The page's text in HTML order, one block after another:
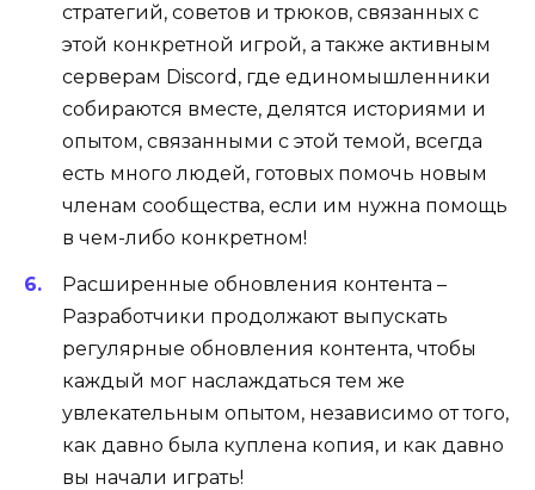
стратегий, советов и трюков, связанных с
этой конкретной игрой, а также активным
серверам Discord, где единомышленники
собираются вместе, делятся историями и
опытом, связанными с этой темой, всегда
есть много людей, готовых помочь новым
членам сообщества, если им нужна помощь
в чем-либо конкретном!
Расширенные обновления контента –
Разработчики продолжают выпускать
регулярные обновления контента, чтобы
каждый мог наслаждаться тем же
увлекательным опытом, независимо от того,
как давно была куплена копия, и как давно
вы начали играть!